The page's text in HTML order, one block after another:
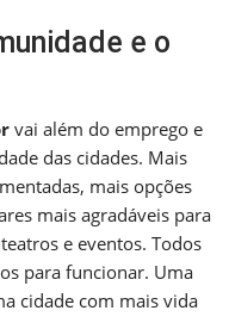
e o
vai além do emprego e
das cidades. Mais
mais opções
mais agradáveis para
e eventos. Todos
para funcionar. Uma
cidade com mais vida